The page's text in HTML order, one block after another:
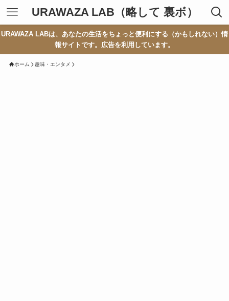
URAWAZA LAB（略して 裏ボ）
URAWAZA LABは、あなたの生活をちょっと便利にする（かもしれない）情
報サイトです。広告を利用しています。
ホーム 趣味・エンタメ